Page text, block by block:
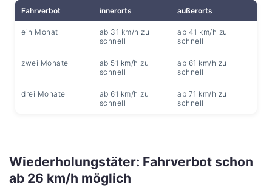
Fahrverbot innerorts außerorts
ein Monat
ab 31 km/h zu
schnell
ab 41 km/h zu
schnell
zwei Monate
ab 51 km/h zu
schnell
ab 61 km/h zu
schnell
drei Monate
ab 61 km/h zu
schnell
ab 71 km/h zu
schnell
Wiederholungstäter: Fahrverbot schon
ab 26 km/h möglich